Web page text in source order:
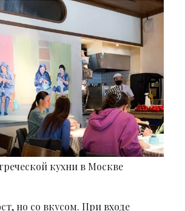
кухни в Москве
но со вкусом. При входе